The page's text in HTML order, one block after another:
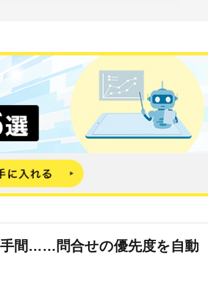
間……問合せの優先度を自動